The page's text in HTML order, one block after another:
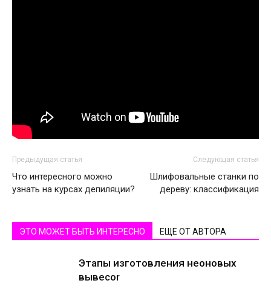
Предыдущая статья
Что интересного можно
узнать на курсах депиляции?
Следующая статья
Шлифовальные станки по
дереву: классификация
ЭТО МОЖЕТ БЫТЬ ИНТЕРЕСНО ЕЩЕ ОТ АВТОРА
Этапы изготовления неоновых
вывесоr